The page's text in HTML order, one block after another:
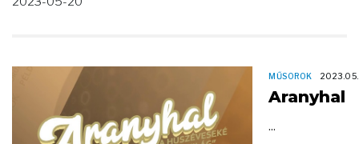
MŰSOROK
Aranyhal
...